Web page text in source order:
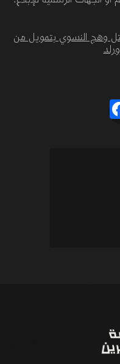
وهج النسوي بتمويل من